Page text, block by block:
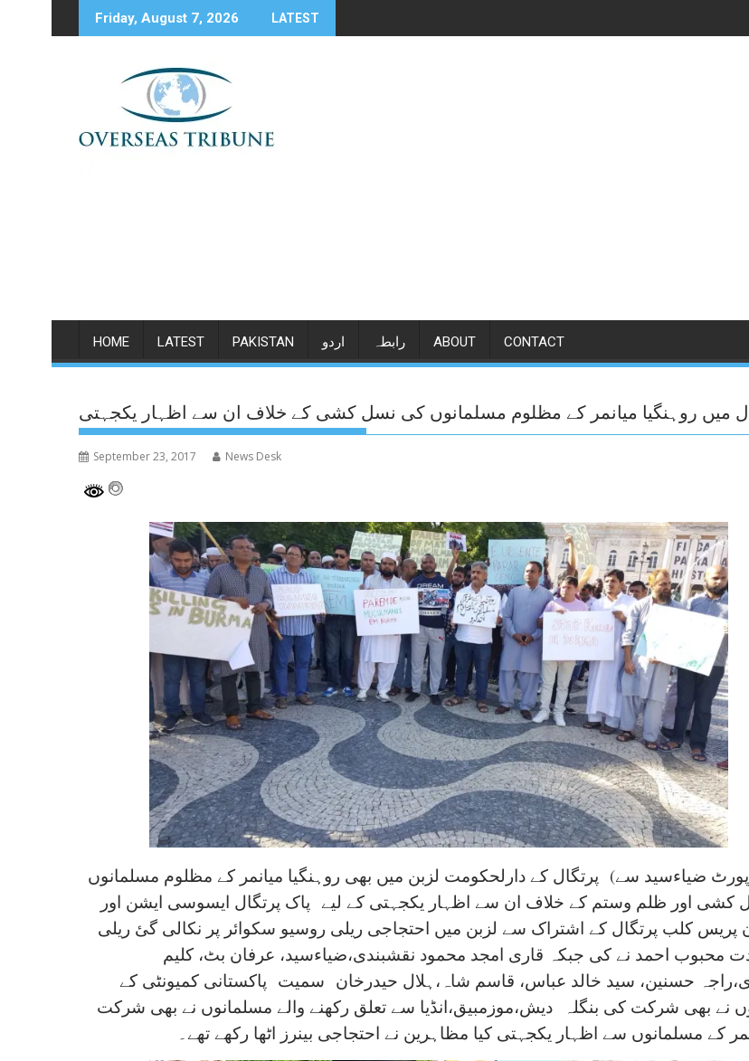
to
Friday, August 7, 2026 LATEST
HOME LATEST PAKISTAN اردو رابطہ ABOUT CONTACT
میں روہنگیا میانمر کے مظلوم مسلمانوں کی نسل کشی کے خلاف ان سے اظہار یکجہتی
September 23, 2017 News Desk
ضیاءسید سے) پرتگال کے دارلحکومت لزبن میں بھی روہنگیا میانمر کے مظلوم مسلمانوں
کشی اور ظلم وستم کے خلاف ان سے اظہار یکجہتی کے لیے پاک پرتگال ایسوسی ایشن اور
پریس کلب پرتگال کے اشتراک سے لزبن میں احتجاجی ریلی روسیو سکوائر پر نکالی گئ ریلی
محبوب احمد نے کی جبکہ قاری امجد محمود نقشبندی،ضیاءسید، عرفان بٹ، کلیم
حسنین، سید خالد عباس، قاسم شاہ،ہلال حیدرخان سمیت پاکستانی کمیونٹی کے
نے بھی شرکت کی بنگلہ
دیش،موزمبیق،انڈیا سے تعلق رکھنے والے مسلمانوں نے بھی شرکت
کے مسلمانوں سے اظہار یکجہتی کیا مظاہرین نے احتجاجی بینرز اٹھا رکھے تھے۔